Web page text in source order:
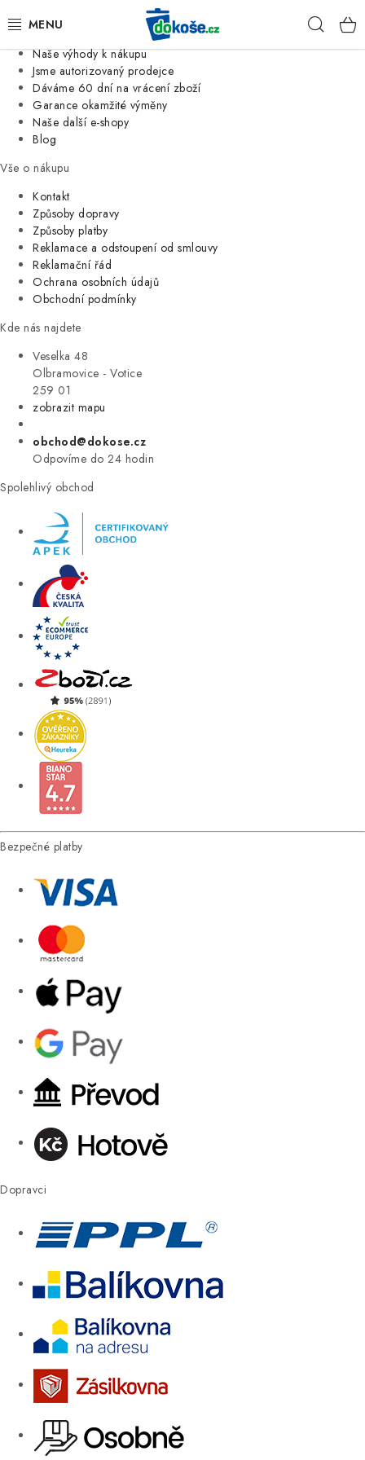
Jsme tradiční česká firma
Naše výhody k nákupu
Jsme autorizovaný prodejce
Dáváme 60 dní na vrácení zboží
Garance okamžité výměny
Naše další e-shopy
Blog
Vše o nákupu
Kontakt
Způsoby dopravy
Způsoby platby
Reklamace a odstoupení od smlouvy
Reklamační řád
Ochrana osobních údajů
Obchodní podmínky
Kde nás najdete
Veselka 48
Olbramovice - Votice
259 01
zobrazit mapu
obchod@dokose.cz
Odpovíme do 24 hodin
Spolehlivý obchod
Bezpečné platby
Dopravci
KOŠE
SÁČKY
KUCHYNĚ
ORGANIZACE
DOMÁCNOST
ÚKLID
VÝPRODEJ
ZNAČKY
Úvod Kontakt Blog
Moje objednávka